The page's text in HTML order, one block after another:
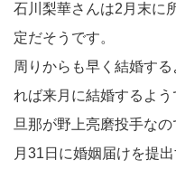
石川梨華さんは2月末に
定だそうです。
周りからも早く結婚す
れば来月に結婚するよう
旦那が野上亮磨投手な
月31日に婚姻届けを提出